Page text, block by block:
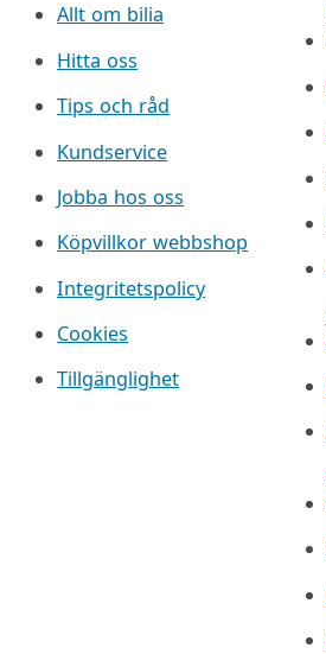
Allt om bilia
Hitta oss
Tips och råd
Kundservice
Jobba hos oss
Köpvillkor webbshop
Integritetspolicy
Cookies
Tillgänglighet